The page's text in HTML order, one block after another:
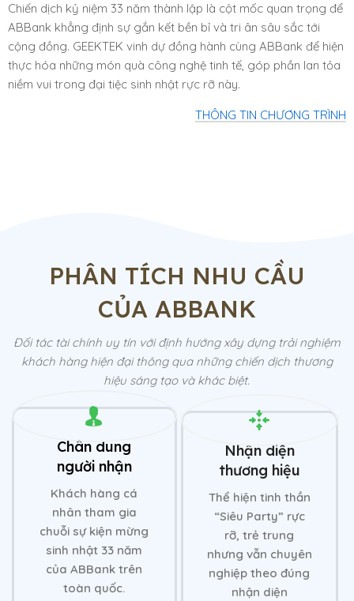
Chiến dịch kỷ niệm 33 năm thành lập là cột mốc quan trọng để
ABBank khẳng định sự gắn kết bền bỉ và tri ân sâu sắc tới
cộng đồng. GEEKTEK vinh dự đồng hành cùng ABBank để hiện
thực hóa những món quà công nghệ tinh tế, góp phần lan tỏa
niềm vui trong đại tiệc sinh nhật rực rỡ này.
THÔNG TIN CHƯƠNG TRÌNH
PHÂN TÍCH NHU CẦU
CỦA ABBANK
Đối tác tài chính uy tín với định hướng xây dựng trải nghiệm
khách hàng hiện đại thông qua những chiến dịch thương
hiệu sáng tạo và khác biệt.
Chân dung
người nhận
Khách hàng cá
nhân tham gia
chuỗi sự kiện mừng
sinh nhật 33 năm
của ABBank trên
toàn quốc.
Nhận diện
thương hiệu
Thể hiện tinh thần
“Siêu Party” rực
rỡ, trẻ trung
nhưng vẫn chuyên
nghiệp theo đúng
nhận diện